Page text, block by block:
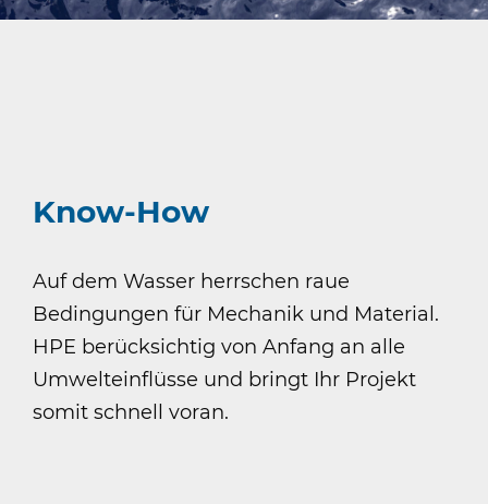
Know-How
Auf dem Wasser herrschen raue
Bedingungen für Mechanik und Material.
HPE berücksichtig von Anfang an alle
Umwelteinflüsse und bringt Ihr Projekt
somit schnell voran.